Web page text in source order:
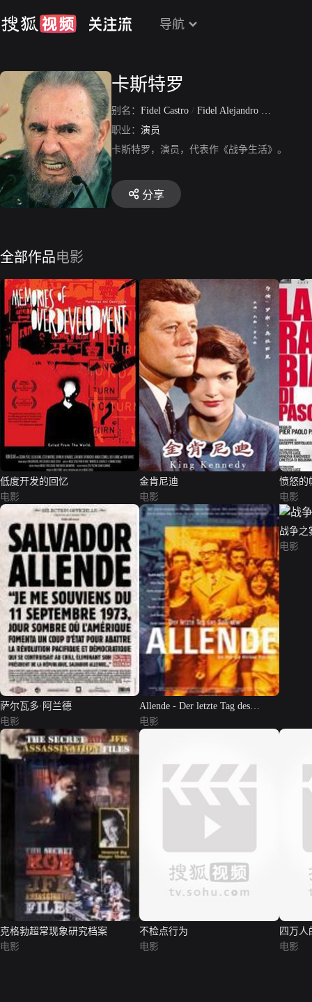
导航
卡斯特罗
别名： Fidel Castro / Fidel Alejandro Castro Ruz
职业： 演员
卡斯特罗，演员，代表作《战争生活》。
分享
全部作品电影
低度开发的回忆
电影
金肯尼迪
电影
愤怒的
电影
萨尔瓦多·阿兰德
电影
Allende - Der letzte Tag des
Salvador Allende
电影
战争之
电影
克格勃超常现象研究档案
电影
不检点行为
电影
四万人
电影